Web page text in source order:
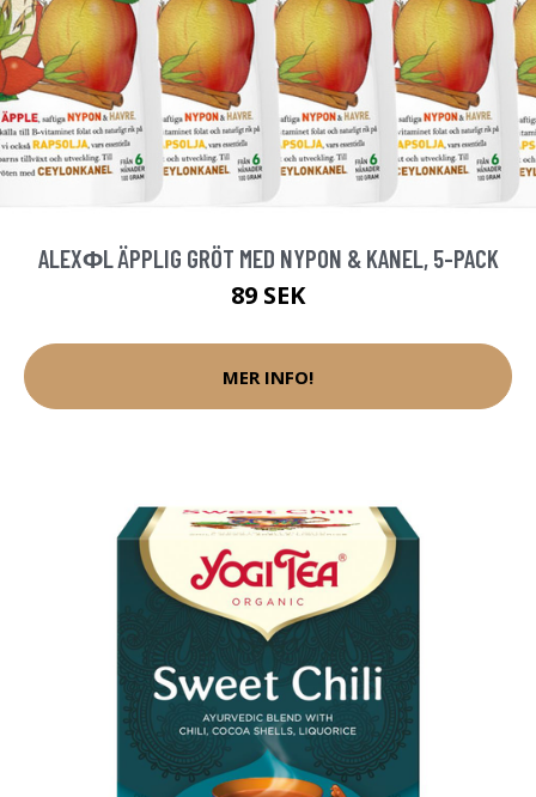
ALEXΦL ÄPPLIG GRÖT MED NYPON & KANEL, 5-PACK
89 SEK
MER INFO!